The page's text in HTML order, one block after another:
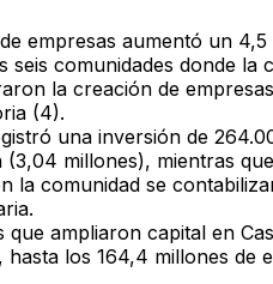
empresas aumentó un 4,5
seis comunidades donde la
la creación de
(4).
una inversión de
(3,04 millones), mientras
la comunidad se
que ampliaron capital en
hasta los 164,4 millones de